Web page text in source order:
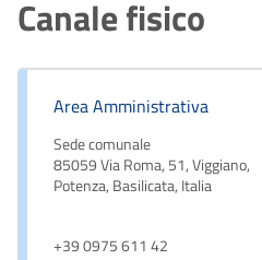
Canale fisico
Area Amministrativa
Sede comunale
85059 Via Roma, 51, Viggiano,
Potenza, Basilicata, Italia
+39 0975 611 42